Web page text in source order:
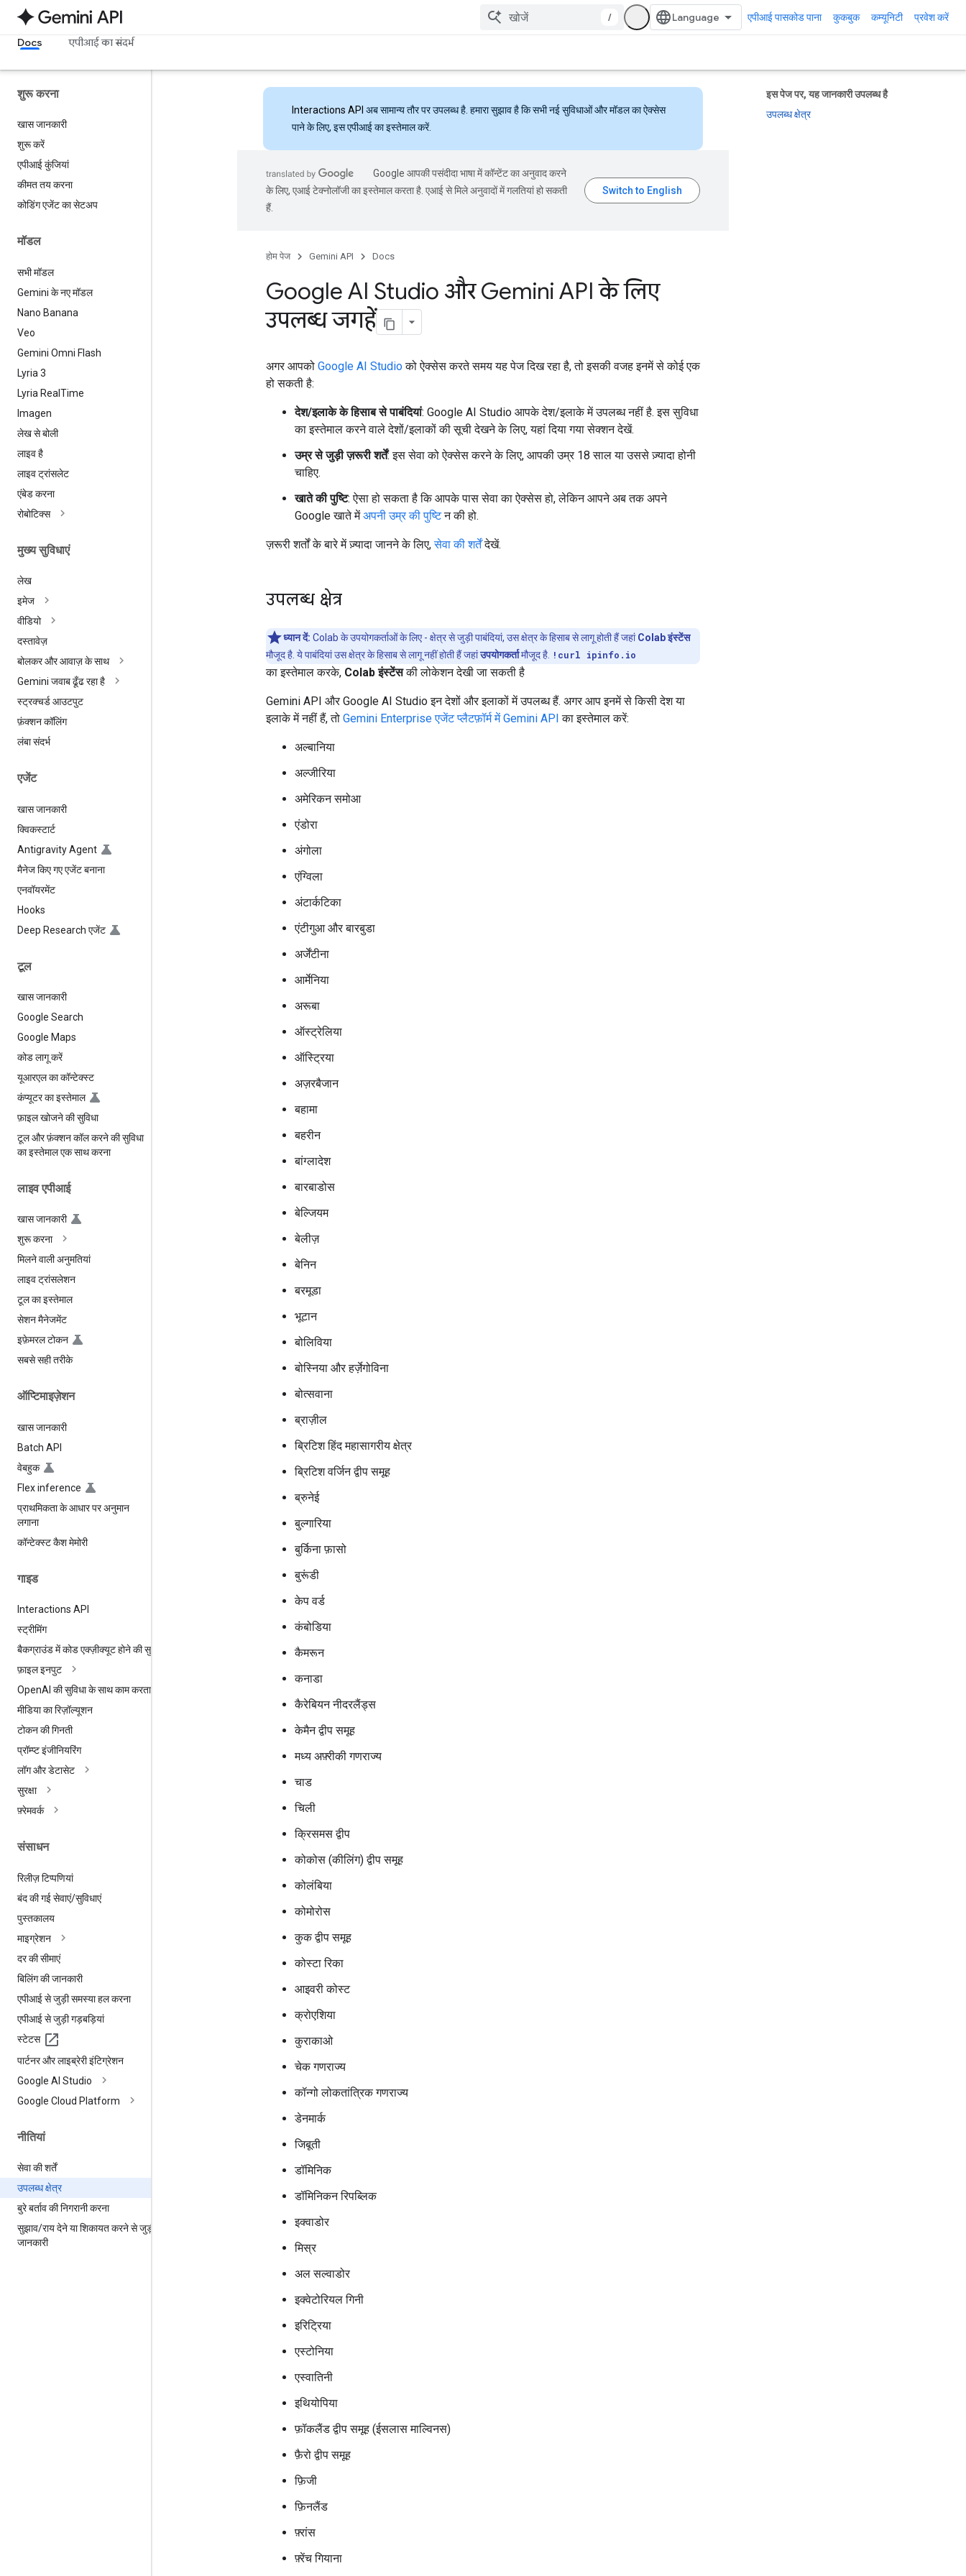
/ एपीआई पासकोड पाना कुकबुक कम्यूनिटी प्रवेश करें
Docs एपीआई का संदर्भ
शुरू करना
खास जानकारी
शुरू करें
एपीआई कुंजियां
कीमत तय करना
कोडिंग एजेंट का सेटअप
मॉडल
सभी मॉडल
Gemini के नए मॉडल
Nano Banana
Veo
Gemini Omni Flash
Lyria 3
Lyria Real Time
Imagen
लेख से बोली
लाइव है
लाइव ट्रांसलेट
एंबेड करना
रोबोटिक्स
मुख्य सुविधाएं
लेख
इमेज
वीडियो
दस्तावेज़
बोलकर और आवाज़ के साथ
Gemini जवाब ढूँढ रहा है
स्ट्रक्चर्ड आउटपुट
फ़ंक्शन कॉलिंग
लंबा संदर्भ
एजेंट
खास जानकारी
क्विकस्टार्ट
Antigravity Agent
मैनेज किए गए एजेंट बनाना
एनवॉयरमेंट
Hooks
Deep Research एजेंट
टूल
खास जानकारी
Google Search
Google Maps
कोड लागू करें
यूआरएल का कॉन्टेक्स्ट
कंप्यूटर का इस्तेमाल
फ़ाइल खोजने की सुविधा
टूल और फ़ंक्शन कॉल करने की सुविधा
का इस्तेमाल एक साथ करना
लाइव एपीआई
खास जानकारी
शुरू करना
मिलने वाली अनुमतियां
लाइव ट्रांसलेशन
टूल का इस्तेमाल
सेशन मैनेजमेंट
इफ़ेमरल टोकन
सबसे सही तरीके
ऑप्टिमाइज़ेशन
खास जानकारी
Batch API
वेबहुक
Flex inference
प्राथमिकता के आधार पर अनुमान
लगाना
कॉन्टेक्स्ट कैश मेमोरी
गाइड
Interactions API
स्ट्रीमिंग
बैकग्राउंड में कोड एक्ज़ीक्यूट होने की सुविधा
फ़ाइल इनपुट
OpenAI की सुविधा के साथ काम करता है
मीडिया का रिज़ॉल्यूशन
टोकन की गिनती
प्रॉम्प्ट इंजीनियरिंग
लॉग और डेटासेट
सुरक्षा
फ़्रेमवर्क
संसाधन
रिलीज़ टिप्पणियां
बंद की गई सेवाएं/सुविधाएं
पुस्तकालय
माइग्रेशन
दर की सीमाएं
बिलिंग की जानकारी
एपीआई से जुड़ी समस्या हल करना
एपीआई से जुड़ी गड़बड़ियां
स्टेटस
पार्टनर और लाइब्रेरी इंटिग्रेशन
Google AI Studio
Google Cloud Platform
नीतियां
सेवा की शर्तें
उपलब्ध क्षेत्र
बुरे बर्ताव की निगरानी करना
सुझाव/राय देने या शिकायत करने से जुड़ी
जानकारी
इस पेज पर, यह जानकारी उपलब्ध है
उपलब्ध क्षेत्र
Interactions API अब सामान्य तौर पर उपलब्ध है. हमारा सुझाव है कि सभी नई सुविधाओं और मॉडल का ऐक्सेस
पाने के लिए, इस एपीआई का इस्तेमाल करें.
Google आपकी पसंदीदा भाषा में कॉन्टेंट का अनुवाद करने
के लिए, एआई टेक्नोलॉजी का इस्तेमाल करता है. एआई से मिले अनुवादों में गलतियां हो सकती
हैं.
होम पेज Gemini API Docs
Google AI Studio और Gemini API के लिए
उपलब्ध जगहें
अगर आपको Google AI Studioको ऐक्सेस करते समय यह पेज दिख रहा है, तो इसकी वजह इनमें से कोई एक
हो सकती है:
देश/इलाके के हिसाब से पाबंदियां: Google AI Studio आपके देश/इलाके में उपलब्ध नहीं है. इस सुविधा
का इस्तेमाल करने वाले देशों/इलाकों की सूची देखने के लिए, यहां दिया गया सेक्शन देखें.
उम्र से जुड़ी ज़रूरी शर्तें: इस सेवा को ऐक्सेस करने के लिए, आपकी उम्र 18 साल या उससे ज़्यादा होनी
चाहिए.
खाते की पुष्टि: ऐसा हो सकता है कि आपके पास सेवा का ऐक्सेस हो, लेकिन आपने अब तक अपने
Google खाते मेंअपनी उम्र की पुष्टिन की हो.
ज़रूरी शर्तों के बारे में ज़्यादा जानने के लिए,सेवा की शर्तेंदेखें.
उपलब्ध क्षेत्र
ध्यान दें: Colab के उपयोगकर्ताओं के लिए - क्षेत्र से जुड़ी पाबंदियां, उस क्षेत्र के हिसाब से लागू होती हैं जहांColab इंस्टेंस
मौजूद है. ये पाबंदियां उस क्षेत्र के हिसाब से लागू नहीं होती हैं जहांउपयोगकर्तामौजूद है. !curl ipinfo.io
का इस्तेमाल करके, Colab इंस्टेंसकी लोकेशन देखी जा सकती है
Gemini API और Google AI Studio इन देशों और इलाकों में उपलब्ध हैं. अगर आप इनमें से किसी देश या
इलाके में नहीं हैं, तो Gemini Enterprise एजेंट प्लैटफ़ॉर्म में Gemini API का इस्तेमाल करें:
अल्बानिया
अल्जीरिया
अमेरिकन समोआ
एंडोरा
अंगोला
एंग्विला
अंटार्कटिका
एंटीगुआ और बारबुडा
अर्जेंटीना
आर्मेनिया
अरूबा
ऑस्ट्रेलिया
ऑस्ट्रिया
अज़रबैजान
बहामा
बहरीन
बांग्लादेश
बारबाडोस
बेल्जियम
बेलीज़
बेनिन
बरमूडा
भूटान
बोलिविया
बोस्निया और हर्ज़ेगोविना
बोत्सवाना
ब्राज़ील
ब्रिटिश हिंद महासागरीय क्षेत्र
ब्रिटिश वर्जिन द्वीप समूह
ब्रुनेई
बुल्गारिया
बुर्किना फ़ासो
बुरूंडी
केप वर्ड
कंबोडिया
कैमरून
कनाडा
कैरेबियन नीदरलैंड्स
केमैन द्वीप समूह
मध्य अफ़्रीकी गणराज्य
चाड
चिली
क्रिसमस द्वीप
कोकोस (कीलिंग) द्वीप समूह
कोलंबिया
कोमोरोस
कुक द्वीप समूह
कोस्टा रिका
आइवरी कोस्ट
क्रोएशिया
कुराकाओ
चेक गणराज्य
कॉन्गो लोकतांत्रिक गणराज्य
डेनमार्क
जिबूती
डॉमिनिक
डॉमिनिकन रिपब्लिक
इक्वाडोर
मिस्र
अल सल्वाडोर
इक्वेटोरियल गिनी
इरिट्रिया
एस्टोनिया
एस्वातिनी
इथियोपिया
फ़ॉकलैंड द्वीप समूह (ईसलास माल्विनस)
फ़ैरो द्वीप समूह
फ़िजी
फ़िनलैंड
फ़्रांस
फ़्रेंच गियाना